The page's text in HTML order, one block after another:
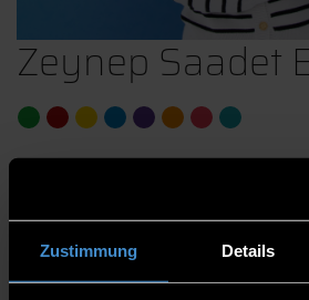
Zustimmung Details
Zeynep Saadet
International Office
Betreuung international
Campus Cham
Studienzentrum und